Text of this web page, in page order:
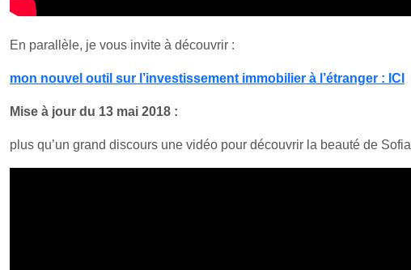
En parallèle, je vous invite à découvrir :
mon nouvel outil sur l’investissement immobilier à l’étranger : ICI
Mise à jour du 13 mai 2018 :
plus qu’un grand discours une vidéo pour découvrir la beauté de Sofia